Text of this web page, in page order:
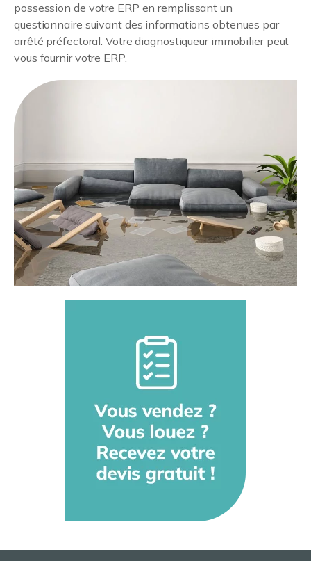
possession de votre ERP en remplissant un
questionnaire suivant des informations obtenues par
arrêté préfectoral. Votre diagnostiqueur immobilier peut
vous fournir votre ERP.